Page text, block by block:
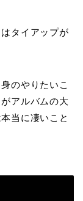
タイアップが
のやりたいこ
アルバムの大
当に凄いこと